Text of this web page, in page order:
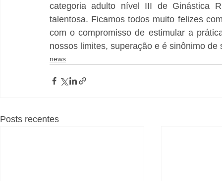
categoria adulto nível III de Ginástica
talentosa. Ficamos todos muito felizes
com o compromisso de estimular a
nossos limites, superação e é sinônimo
news
Posts recentes